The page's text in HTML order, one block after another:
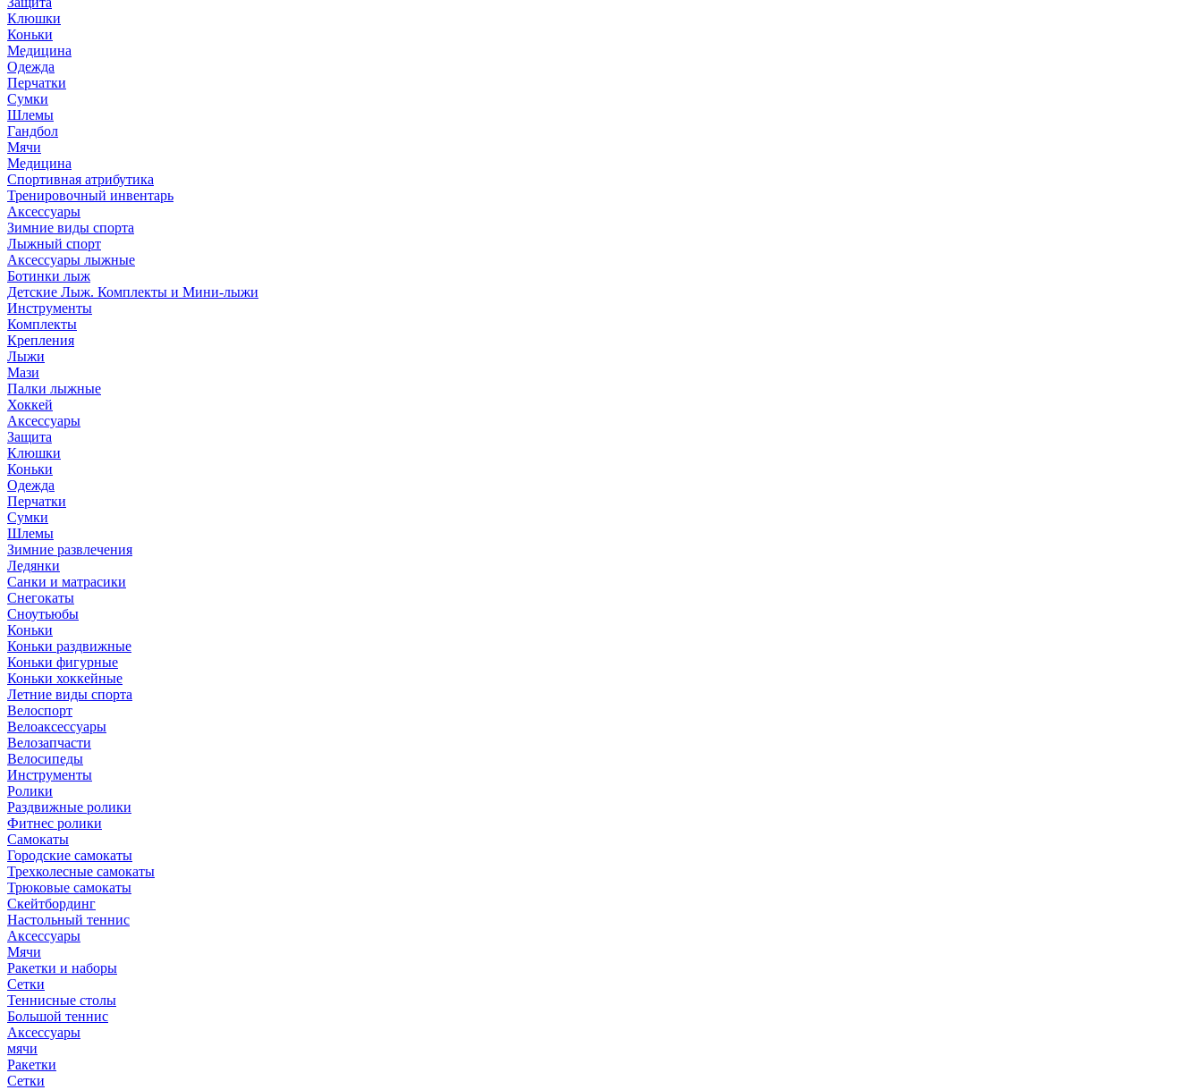
Клюшки
Коньки
Медицина
Одежда
Перчатки
Сумки
Шлемы
Гандбол
Мячи
Медицина
Спортивная атрибутика
Тренировочный инвентарь
Аксессуары
Зимние виды спорта
Лыжный спорт
Аксессуары лыжные
Ботинки лыж
Детские Лыж. Комплекты и Мини-лыжи
Инструменты
Комплекты
Крепления
Лыжи
Мази
Палки лыжные
Хоккей
Аксессуары
Защита
Клюшки
Коньки
Одежда
Перчатки
Сумки
Шлемы
Зимние развлечения
Ледянки
Санки и матрасики
Снегокаты
Сноутьюбы
Коньки
Коньки раздвижные
Коньки фигурные
Коньки хоккейные
Летние виды спорта
Велоспорт
Велоаксессуары
Велозапчасти
Велосипеды
Инструменты
Ролики
Раздвижные ролики
Фитнес ролики
Самокаты
Городские самокаты
Трехколесные самокаты
Трюковые самокаты
Скейтбординг
Настольный теннис
Аксессуары
Мячи
Ракетки и наборы
Сетки
Теннисные столы
Большой теннис
Аксессуары
мячи
Ракетки
Сетки